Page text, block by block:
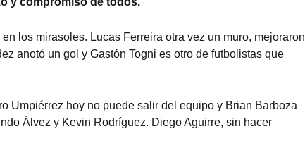
los mirasoles. Lucas Ferreira otra vez un muro, mejoraron
anotó un gol y Gastón Togni es otro de futbolistas que
Umpiérrez hoy no puede salir del equipo y Brian Barboza
Álvez y Kevin Rodríguez. Diego Aguirre, sin hacer